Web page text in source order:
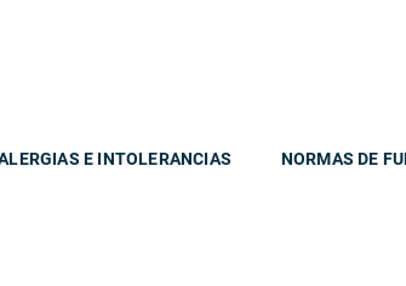
E INTOLERANCIAS NORMAS DE